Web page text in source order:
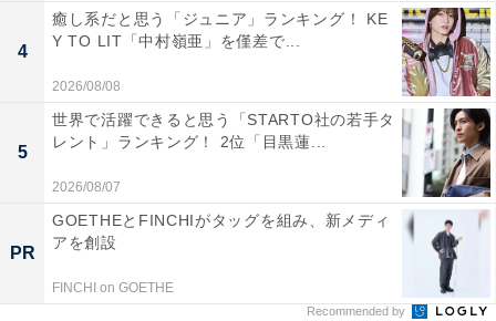
View this post on Instagram
4
癒し系だと思う「ジュニア」ランキング！ KE
Y TO LIT「中村嶺亜」を僅差で...
2026/08/08
5
世界で活躍できると思う「STARTO社の若手タ
レント」ランキング！ 2位「目黒蓮...
2026/08/07
PR
GOETHEとFINCHIがタッグを組み、新メディ
アを創設
FINCHI on GOETHE
Recommended by